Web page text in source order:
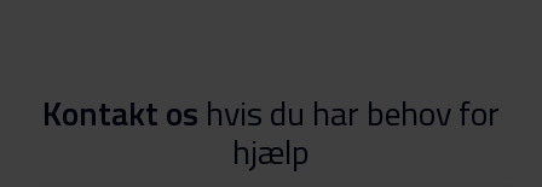
Kontakt os hvis du har behov for
hjælp